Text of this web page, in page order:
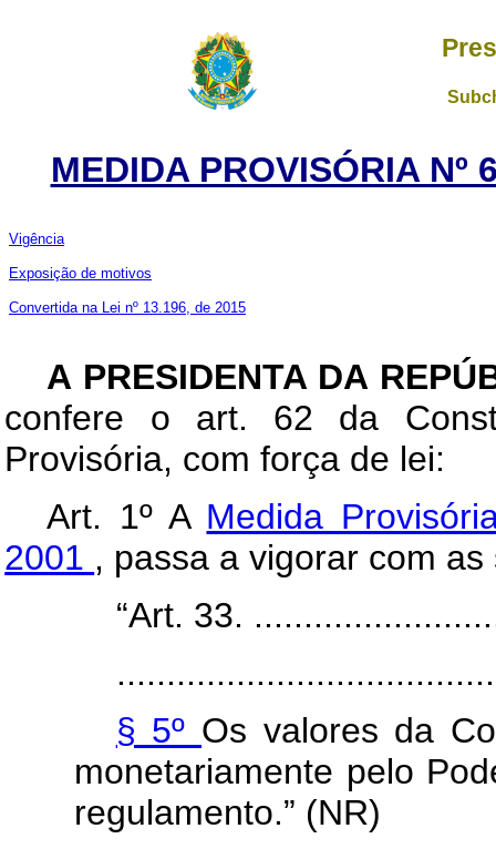
MEDIDA PROVISÓRIA Nº
Vigência
Exposição de motivos
Convertida na Lei nº 13.196, de 2015
A PRESIDENTA DA
confere o art. 62 da
Provisória, com força de lei:
Art. 1º A Medida
2001 , passa a vigorar com
“Art. 33.
§ 5º Os valores da
monetariamente pelo
regulamento.” (NR)